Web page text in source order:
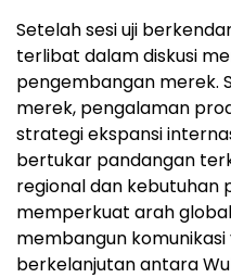
Setelah sesi uji
terlibat dalam diskusi
pengembangan merek.
merek, pengalaman
strategi ekspansi
bertukar pandangan
regional dan kebutuhan
memperkuat arah
membangun
berkelanjutan antara